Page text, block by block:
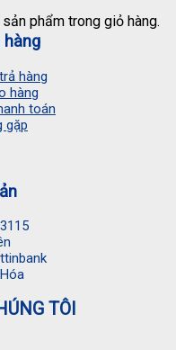
phẩm trong giỏ hàng.
hàng
hàng
toán
gặp
TÔI